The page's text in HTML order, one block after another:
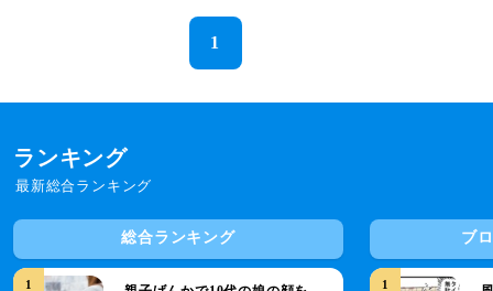
1
ランキング
最新総合ランキング
総合ランキング
1
ブ
1